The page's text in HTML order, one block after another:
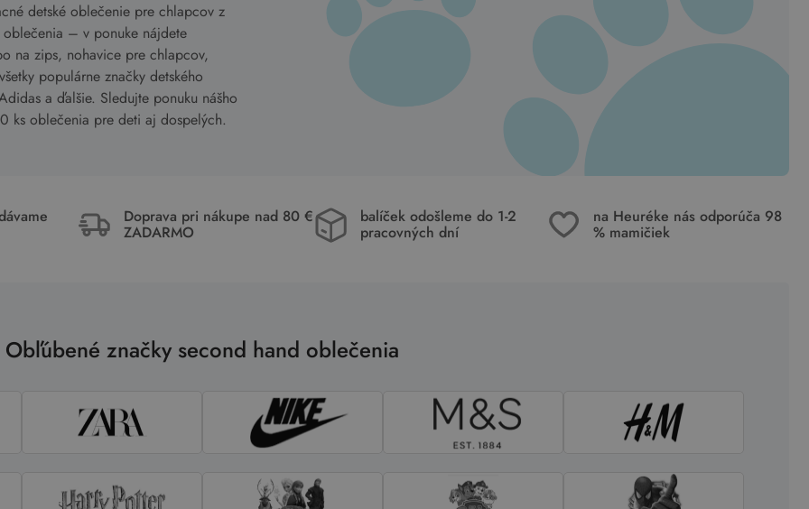
detské oblečenie pre chlapcov z
– v ponuke nájdete
na zips, nohavice pre chlapcov,
populárne značky detského
a ďalšie. Sledujte ponuku nášho
ks oblečenia pre deti aj dospelých.
Doprava pri nákupe nad 80 €
ZADARMO
balíček odošleme do 1-2
pracovných dní
na Heuréke nás odporúča 98
% mamičiek
Obľúbené značky second hand oblečenia